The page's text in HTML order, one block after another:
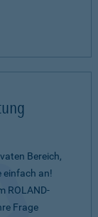
Bereich,
einfach an!
ROLAND-
Frage